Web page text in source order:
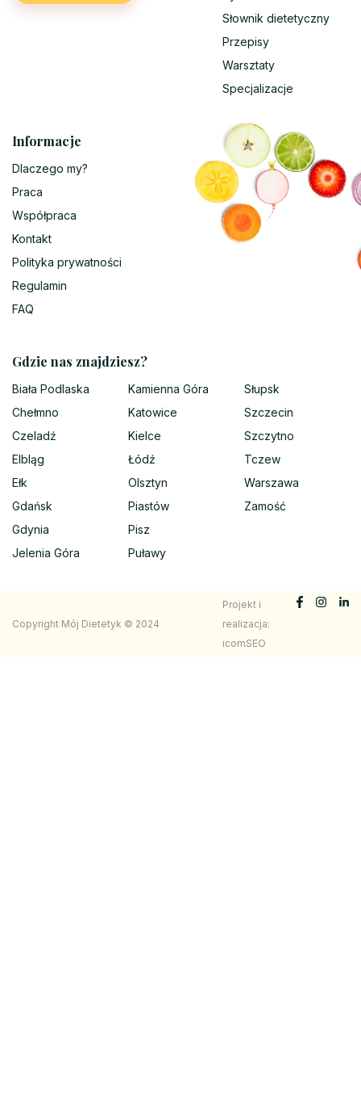
Słownik dietetyczny
Przepisy
Warsztaty
Specjalizacje
Informacje
Dlaczego my?
Praca
Współpraca
Kontakt
Polityka prywatności
Regulamin
FAQ
Gdzie nas znajdziesz?
Biała Podlaska
Chełmno
Czeladź
Elbląg
Ełk
Gdańsk
Gdynia
Jelenia Góra
Kamienna Góra
Katowice
Kielce
Łódź
Olsztyn
Piastów
Pisz
Puławy
Słupsk
Szczecin
Szczytno
Tczew
Warszawa
Zamość
Copyright Mój Dietetyk © 2024
Projekt i
realizacja:
icomSEO